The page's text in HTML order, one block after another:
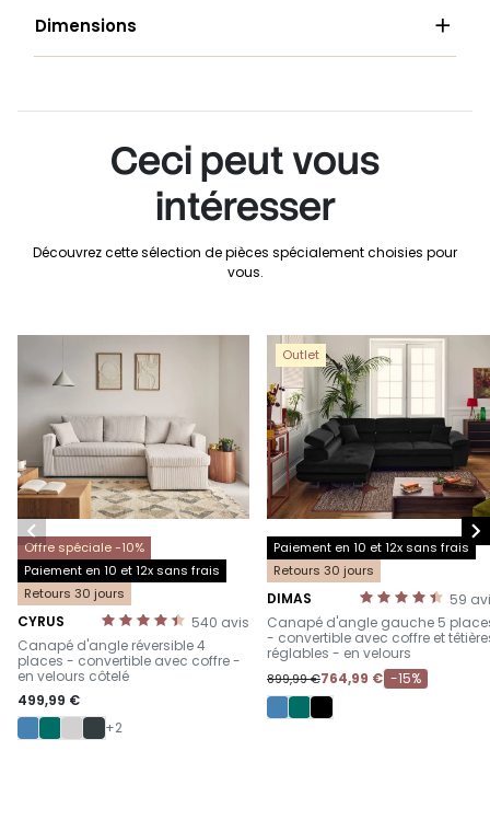
Dimensions 
Ceci peut vous
intéresser
Découvrez cette sélection de pièces spécialement choisies pour
vous.
Offre spéciale -10%
Paiement en 10 et 12x sans frais
Retours 30 jours
540 avis
CYRUS
-
Canapé d'angle réversible 4
places - convertible avec coffre -
en velours côtelé
499,99 €
+2
Outlet
Paiement en 10 et 12x sans frais
Retours 30 jours
59
DIMAS
-
Canapé d'angle gauche 5
- convertible avec coffre et
réglables - en velours
899,99 €764,99 € -15%
 